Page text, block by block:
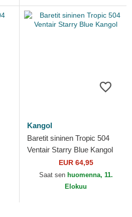
Kangol
Baretit sininen Tropic 504
Ventair Starry Blue Kangol
EUR 64,95
Saat sen huomenna, 11.
Elokuu